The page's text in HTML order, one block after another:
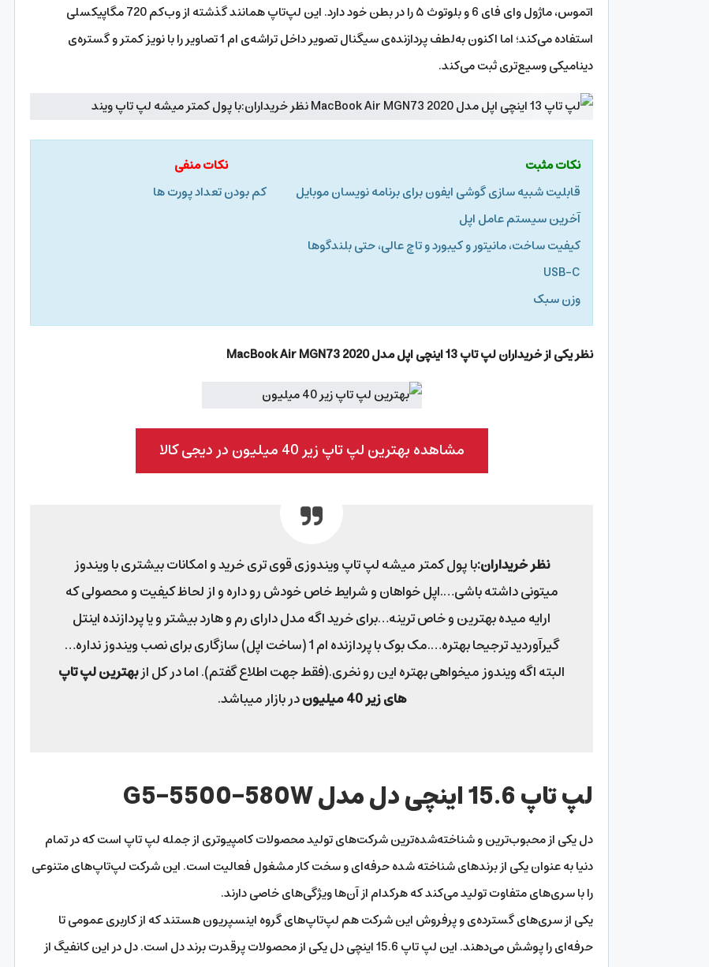
اتموس، ماژول وای فای 6 و بلوتوث ۵ را در بطن خود دارد. این لپ‌تاپ همانند گذشته از وب‌کم 720 مگاپیکسلی
استفاده می‌کند؛ اما اکنون به‌لطف پردازنده‌ی سیگنال تصویر داخل تراشه‌ی ام 1 تصاویر را با نویز کمتر و گستره‌ی
دینامیکی وسیع‌تری ثبت می‌کند.
نکات مثبت
نکات منفی
قابلیت شبیه سازی گوشی ایفون برای برنامه نویسان موبایل کم بودن تعداد پورت ها
آخرین سیستم عامل اپل
کیفیت ساخت، مانیتور و کیبورد و تاچ عالی، حتی بلندگوها
USB-C
وزن سبک
نظر یکی از خریداران لپ تاپ 13 اینچی اپل مدل MacBook Air MGN73 2020
مشاهده بهترین لپ تاپ زیر 40 میلیون در دیجی کالا
نظر خریداران:با پول کمتر میشه لپ تاپ ویندوزی قوی تری خرید و امکانات بیشتری با ویندوز
میتونی داشته باشی….اپل خواهان و شرایط خاص خودش رو داره و از لحاظ کیفیت و محصولی که
ارایه میده بهترین و خاص ترینه…برای خرید اگه مدل دارای رم و هارد بیشتر و یا پردازنده اینتل
گیرآوردید ترجیحا بهتره….مک بوک با پردازنده ام 1 (ساخت اپل) سازگاری برای نصب ویندوز نداره…
البته اگه ویندوز میخواهی بهتره این رو نخری.(فقط جهت اطلاع گفتم). اما در کل ازبهترین لپ تاپ
های زیر 40 میلیون
در بازار میباشد.
لپ تاپ 15.6 اینچی دل مدل G5-5500-580W
دل یکی از محبوب‌ترین و شناخته‌شده‌ترین شرکت‌های تولید محصولات کامپیوتری از جمله لپ تاپ است که در تمام
دنیا به عنوان یکی از برند‌های شناخته شده حرفه‌ای و سخت کار مشغول فعالیت است. این شرکت لپ‌تاپ‌های متنوعی
را با سری‌های متفاوت تولید می‌کند که هرکدام از آن‌ها ویژگی‌های خاصی دارند.
یکی از سری‌های گسترده‌ی و پرفروش این شرکت هم لپ‌تاپ‌های گروه اینسپریون هستند که از کاربری عمومی تا
حرفه‌ای را پوشش می‌دهند. این لپ تاپ 15.6 اینچی دل یکی از محصولات پرقدرت برند دل است. دل در این کانفیگ از